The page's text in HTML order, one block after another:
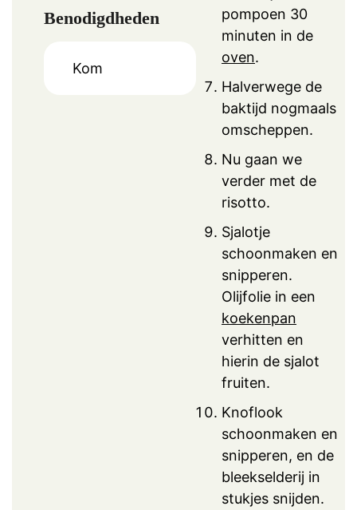
Benodigdheden
Kom
pompoen 30
minuten in de
oven.
Halverwege de
baktijd nogmaals
omscheppen.
Nu gaan we
verder met de
risotto.
Sjalotje
schoonmaken en
snipperen.
Olijfolie in een
koekenpan
verhitten en
hierin de sjalot
fruiten.
Knoflook
schoonmaken en
snipperen, en de
bleekselderij in
stukjes snijden.